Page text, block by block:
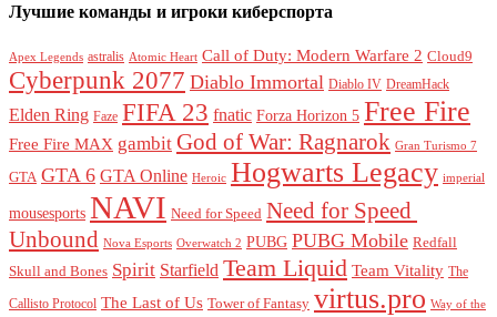
Лучшие команды и игроки киберспорта
Apex Legends astralis Atomic Heart Call of Duty: Modern Warfare 2 Cloud9
Cyberpunk 2077 Diablo Immortal Diablo IV DreamHack
Elden Ring Faze FIFA 23 fnatic Forza Horizon 5 Free Fire
Free Fire MAX gambit God of War: Ragnarok Gran Turismo 7
GTA GTA 6 GTA Online Heroic Hogwarts Legacy imperial
mousesports NAVI Need for Speed Need for Speed ​​
Unbound Nova Esports Overwatch 2 PUBG PUBG Mobile Redfall
Skull and Bones Spirit Starfield Team Liquid Team Vitality The
Callisto Protocol The Last of Us Tower of Fantasy virtus.pro Way of the